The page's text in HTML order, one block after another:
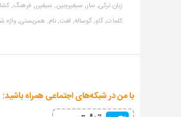
زبان ترکی, سار, سیغیرچین, سیغیرر, فرهنگ,
کلمات,گاو,گوساله, لغت,نام, همزیستی,واژه
با من در شبکه‌های اجتماعی همراه باشید: